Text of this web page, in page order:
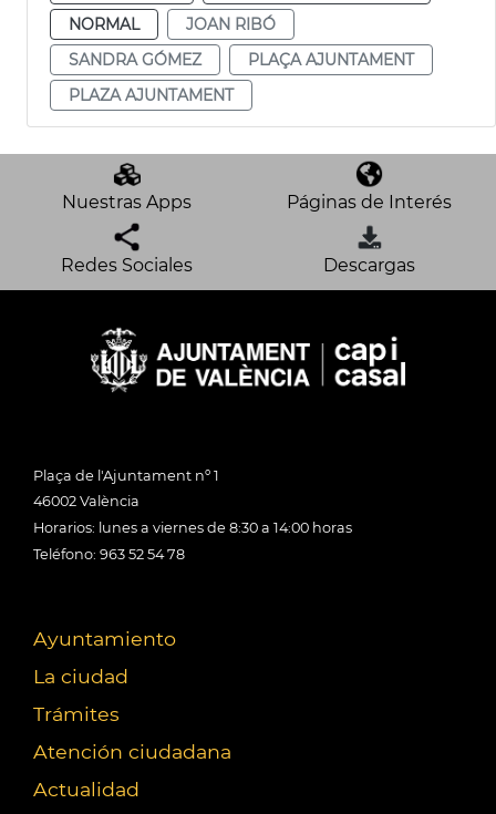
NORMAL
JOAN RIBÓ
SANDRA GÓMEZ
PLAÇA AJUNTAMENT
PLAZA AJUNTAMENT
Nuestras Apps Páginas de Interés
Redes Sociales Descargas
Plaça de l'Ajuntament nº 1
46002 València
Horarios: lunes a viernes de 8:30 a 14:00 horas
Teléfono: 963 52 54 78
Ayuntamiento
La ciudad
Trámites
Atención ciudadana
Actualidad